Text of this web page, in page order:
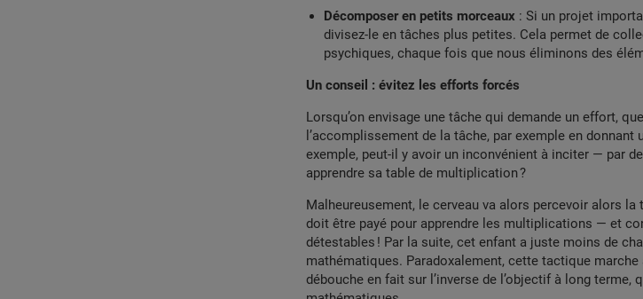
Décomposer en petits morceaux : Si un projet
divisez-le en tâches plus petites. Cela permet de
psychiques, chaque fois que nous éliminons des
Un conseil : évitez les efforts forcés
Lorsqu’on envisage une tâche qui demande un effort,
l’accomplissement de la tâche, par exemple en donnant
exemple, peut-il y avoir un inconvénient à inciter — par
apprendre sa table de multiplication ?
Malheureusement, le cerveau va alors percevoir alors
doit être payé pour apprendre les multiplications — et
détestables ! Par la suite, cet enfant a juste moins de
mathématiques. Paradoxalement, cette tactique marche
débouche en fait sur l’inverse de l’objectif à long terme,